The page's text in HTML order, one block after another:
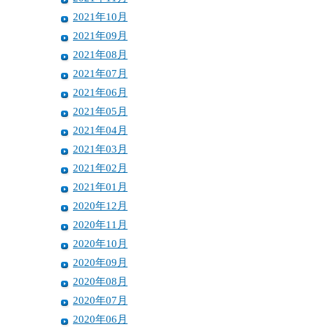
2021年10月
2021年09月
2021年08月
2021年07月
2021年06月
2021年05月
2021年04月
2021年03月
2021年02月
2021年01月
2020年12月
2020年11月
2020年10月
2020年09月
2020年08月
2020年07月
2020年06月